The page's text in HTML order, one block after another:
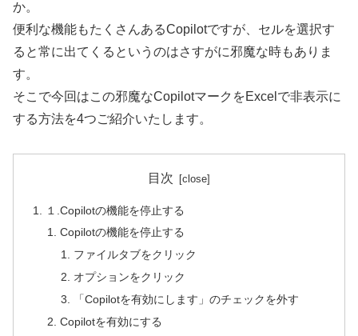
か。
便利な機能もたくさんあるCopilotですが、セルを選択す
ると常に出てくるというのはさすがに邪魔な時もありま
す。
そこで今回はこの邪魔なCopilotマークをExcelで非表示に
する方法を4つご紹介いたします。
目次
１.Copilotの機能を停止する
Copilotの機能を停止する
ファイルタブをクリック
オプションをクリック
「Copilotを有効にします」のチェックを外す
Copilotを有効にする